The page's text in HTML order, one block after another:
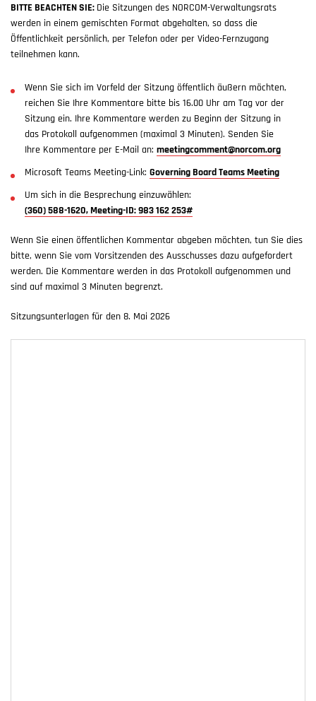
BITTE BEACHTEN SIE: Die Sitzungen des NORCOM-Verwaltungsrats
werden in einem gemischten Format abgehalten, so dass die
Öffentlichkeit persönlich, per Telefon oder per Video-Fernzugang
teilnehmen kann.
Wenn Sie sich im Vorfeld der Sitzung öffentlich äußern möchten,
reichen Sie Ihre Kommentare bitte bis 16.00 Uhr am Tag vor der
Sitzung ein. Ihre Kommentare werden zu Beginn der Sitzung in
das Protokoll aufgenommen (maximal 3 Minuten). Senden Sie
Ihre Kommentare per E-Mail an: meetingcomment@norcom.org
Microsoft Teams Meeting-Link: Governing Board Teams Meeting
Um sich in die Besprechung einzuwählen:
(360) 588-1620, Meeting-ID: 983 162 253#
Wenn Sie einen öffentlichen Kommentar abgeben möchten, tun Sie dies
bitte, wenn Sie vom Vorsitzenden des Ausschusses dazu aufgefordert
werden. Die Kommentare werden in das Protokoll aufgenommen und
sind auf maximal 3 Minuten begrenzt.
Sitzungsunterlagen für den 8. Mai 2026